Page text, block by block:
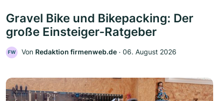
Gravel Bike und Bikepacking: Der
große Einsteiger-Ratgeber
FW Von Redaktion firmenweb.de ‧ 06. August 2026